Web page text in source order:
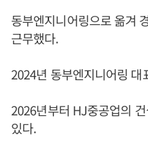
동부엔지니어링으로 옮겨
근무했다.
2024년 동부엔지니어링 대
2026년부터 HJ중공업의
있다.